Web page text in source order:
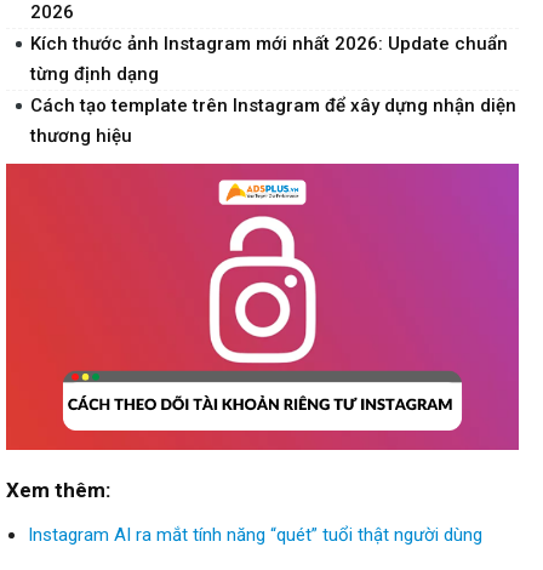
2026
Kích thước ảnh Instagram mới nhất 2026: Update chuẩn
từng định dạng
Cách tạo template trên Instagram để xây dựng nhận diện
thương hiệu
Xem thêm:
Instagram AI ra mắt tính năng “quét” tuổi thật người dùng